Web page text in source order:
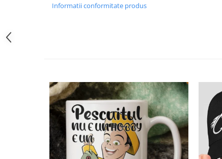
Informatii conformitate produs